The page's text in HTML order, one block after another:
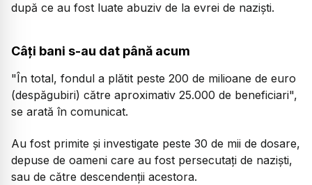
după ce au fost luate abuziv de la evrei de naziști.
Câți bani s-au dat până acum
"În total, fondul a plătit peste 200 de milioane de euro
(despăgubiri) către aproximativ 25.000 de beneficiari",
se arată în comunicat.
Au fost primite și investigate peste 30 de mii de dosare,
depuse de oameni care au fost persecutați de naziști,
sau de către descendenții acestora.